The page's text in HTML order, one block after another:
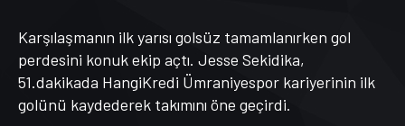
Karşılaşmanın ilk yarısı golsüz tamamlanırken gol
perdesini konuk ekip açtı. Jesse Sekidika,
51.dakikada HangiKredi Ümraniyespor kariyerinin ilk
golünü kaydederek takımını öne geçirdi.